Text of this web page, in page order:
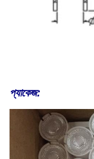
প্যাকেজ: